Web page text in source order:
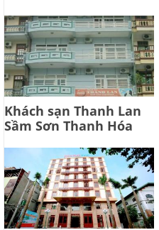
Khách sạn Thanh Lan
Sầm Sơn Thanh Hóa